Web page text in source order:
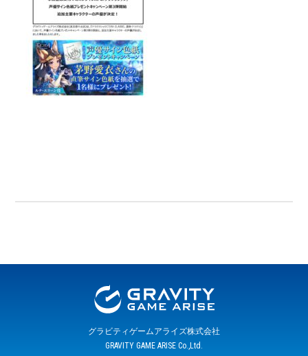
グラビティゲームアライズ株式会社
GRAVITY GAME ARISE Co.,Ltd.